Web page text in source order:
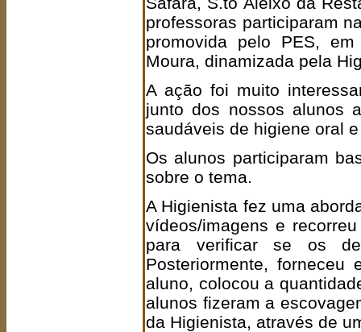
professoras participaram
promovida pelo PES,
Moura, dinamizada pela
A ação foi muito
junto dos nossos alunos
saudáveis de higiene oral
Os alunos participaram
sobre o tema.
A Higienista fez uma
vídeos/imagens e
para verificar se os
Posteriormente,
aluno, colocou a
alunos fizeram a
da Higienista, através de